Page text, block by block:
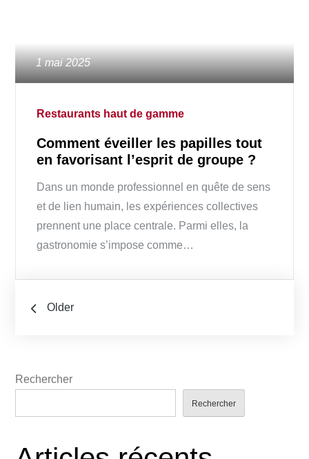
Posted
on
1 mai 2025
Restaurants haut de gamme
Comment éveiller les papilles tout
en favorisant l’esprit de groupe ?
Dans un monde professionnel en quête de sens
et de lien humain, les expériences collectives
prennent une place centrale. Parmi elles, la
gastronomie s’impose comme…
Navigation
Older
Rechercher
Rechercher